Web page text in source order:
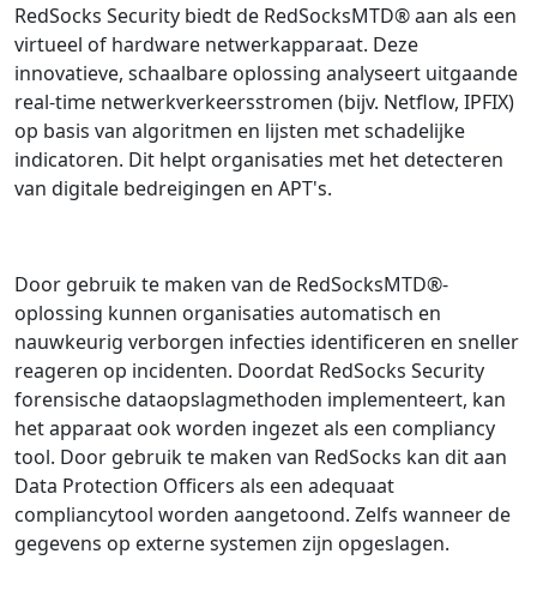
RedSocks Security biedt de RedSocksMTD® aan als een
virtueel of hardware netwerkapparaat. Deze
innovatieve, schaalbare oplossing analyseert uitgaande
real-time netwerkverkeersstromen (bijv. Netflow, IPFIX)
op basis van algoritmen en lijsten met schadelijke
indicatoren. Dit helpt organisaties met het detecteren
van digitale bedreigingen en APT's.
Door gebruik te maken van de RedSocksMTD®-
oplossing kunnen organisaties automatisch en
nauwkeurig verborgen infecties identificeren en sneller
reageren op incidenten. Doordat RedSocks Security
forensische dataopslagmethoden implementeert, kan
het apparaat ook worden ingezet als een compliancy
tool. Door gebruik te maken van RedSocks kan dit aan
Data Protection Officers als een adequaat
compliancytool worden aangetoond. Zelfs wanneer de
gegevens op externe systemen zijn opgeslagen.